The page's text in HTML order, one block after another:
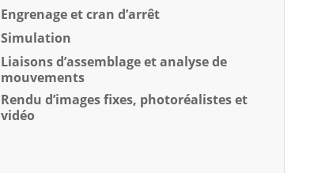
Engrenage et cran d’arrêt
Simulation
Liaisons d’assemblage et analyse de
mouvements
Rendu d’images fixes, photoréalistes et
vidéo